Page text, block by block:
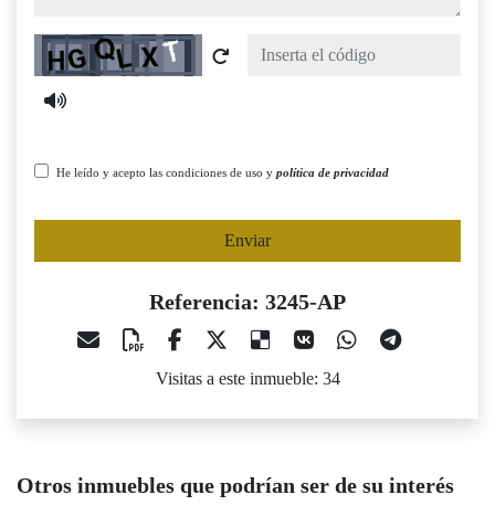
Captcha
He leído y acepto las condiciones de uso y política de privacidad
Enviar
Referencia: 3245-AP
Visitas a este inmueble: 34
Otros inmuebles que podrían ser de su interés